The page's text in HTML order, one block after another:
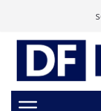
conteúdo